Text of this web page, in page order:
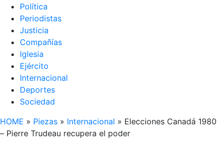
Política
Periodistas
Justicia
Compañías
Iglesia
Ejército
Internacional
Deportes
Sociedad
HOME » Piezas » Internacional » Elecciones Canadá 1980
– Pierre Trudeau recupera el poder